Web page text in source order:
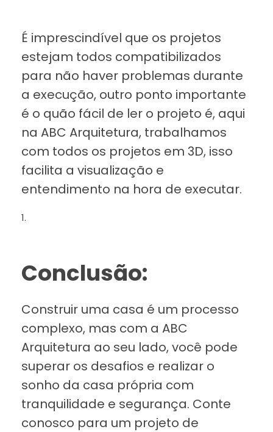
É imprescindível que os projetos
estejam todos compatibilizados
para não haver problemas durante
a execução, outro ponto importante
é o quão fácil de ler o projeto é, aqui
na ABC Arquitetura, trabalhamos
com todos os projetos em 3D, isso
facilita a visualização e
entendimento na hora de executar.
Conclusão:
Construir uma casa é um processo
complexo, mas com a ABC
Arquitetura ao seu lado, você pode
superar os desafios e realizar o
sonho da casa própria com
tranquilidade e segurança. Conte
conosco para um projeto de